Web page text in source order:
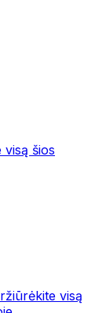
visą šios
visą